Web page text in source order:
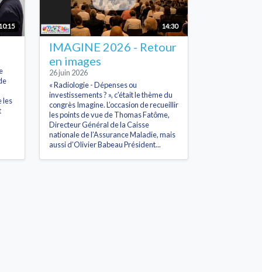
les
14:30
IMAGINE 2026 - Retour
en images
26 juin 2026
« Radiologie - Dépenses ou
investissements ? », c’était le thème du
congrès Imagine. L’occasion de recueillir
les points de vue de Thomas Fatôme,
Directeur Général de la Caisse
nationale de l’Assurance Maladie, mais
aussi d’Olivier Babeau Président...